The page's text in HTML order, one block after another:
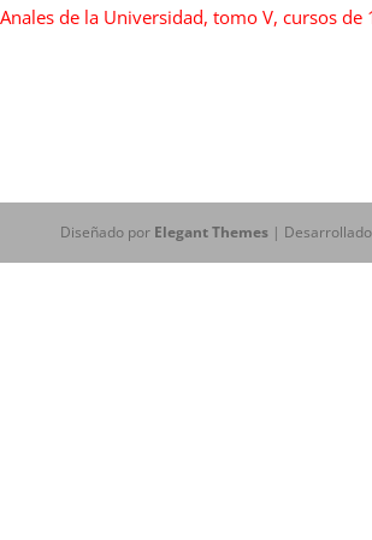
Anales de la Universidad, tomo V, cursos de
Diseñado por Elegant Themes|